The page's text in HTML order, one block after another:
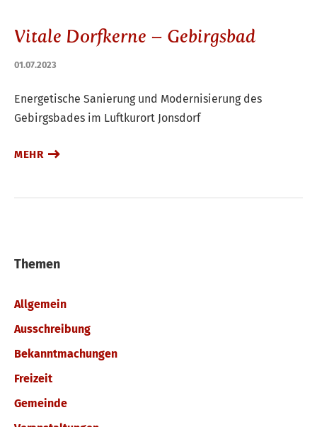
Vitale Dorfkerne – Gebirgsbad
01.07.2023
Energetische Sanierung und Modernisierung des
Gebirgsbades im Luftkurort Jonsdorf
MEHR
Themen
Allgemein
Ausschreibung
Bekanntmachungen
Freizeit
Gemeinde